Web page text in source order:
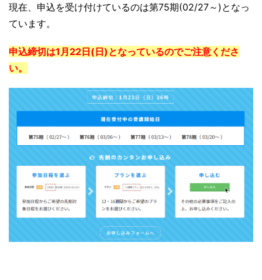
現在、申込を受け付けているのは第75期(02/27～)となっ
ています。
申込締切は1月22日(日)となっているのでご注意くださ
い。